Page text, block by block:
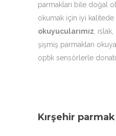
parmakları bile doğal
okumak için iyi kalitede
okuyucularımız ,
şişmiş parmakları
optik sensörlerle
Kırşehir